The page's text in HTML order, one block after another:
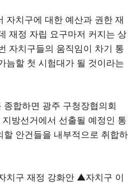
자치구에 대한 예산과 권한 재
재정 자립 요구마저 커지는 상
자치구들의 움직임이 차기 통
늠할 첫 시험대가 될 것이라는
종합하면 광주 구청장협의회
방선거에서 선출될 예정인 통
할 안건들을 내부적으로 취합하
치구 재정 강화안 ▲자치구 이